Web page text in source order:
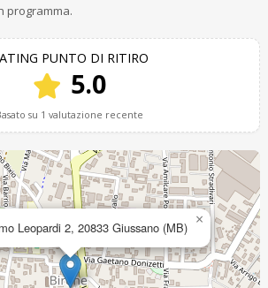
programma.
PUNTO DI RITIRO
5.0
su 1 valutazione recente
Leopardi 2, 20833 Giussano (MB) ×